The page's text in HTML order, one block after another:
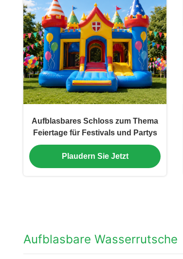
Aufblasbares Schloss zum Thema
Feiertage für Festivals und Partys
Plaudern Sie Jetzt
Aufblasbare Wasserrutsche